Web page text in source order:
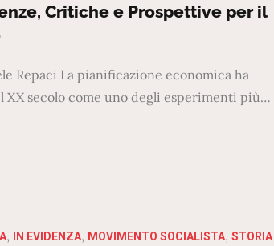
Critiche e Prospettive per il
Repaci La pianificazione economica ha
XX secolo come uno degli esperimenti più…
IN EVIDENZA MOVIMENTO SOCIALISTA STORIA